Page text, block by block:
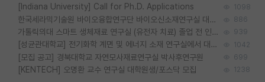
[Indiana University] Call for Ph.D. Applications 1098
한국세라믹기술원 바이오융합연구단 바이오신소재연구실 대학원생/학부인턴 모집 886
가톨릭의대 스마트 생체재료 연구실 (유전자 치료) 졸업 전 인턴 및 대학원생 모집 939
[성균관대학교] 전기화학 계면 및 에너지 소재 연구실에서 대학원생을 모집합니다. 1042
[모집 공고] 경북대학교 자연모사재료연구실 박사후연구원 699
[KENTECH] 오명환 교수 연구실 대학원생/포스닥 모집 1238